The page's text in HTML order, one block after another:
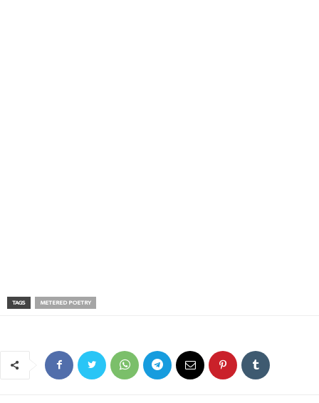
TAGS METERED POETRY